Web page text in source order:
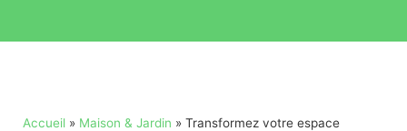
Accueil » Maison & Jardin » Transformez votre espace